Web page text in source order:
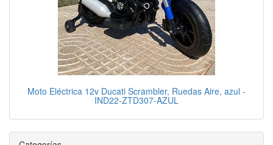
Moto Eléctrica 12v Ducati Scrambler, Ruedas Aire, azul -
IND22-ZTD307-AZUL